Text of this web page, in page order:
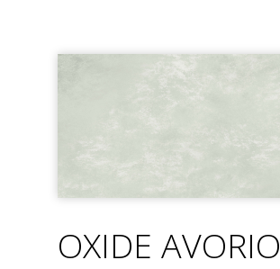
OXIDE AVORIO